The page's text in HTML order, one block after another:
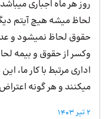
لحاظ میشه هیچ آیتم
حقوق لحاظ نمیشود و
وکسر از حقوق و بیمه
اداری مرتبط با کار ما،
میکنند و هر گونه
2 تیر 1403